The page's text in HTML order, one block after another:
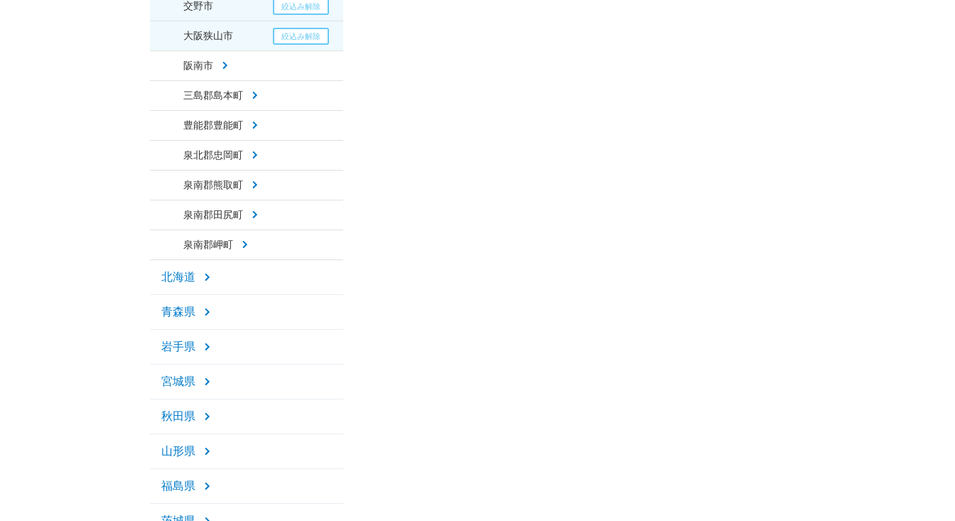
交野市
大阪狭山市
阪南市
三島郡島本町
豊能郡豊能町
泉北郡忠岡町
泉南郡熊取町
泉南郡田尻町
泉南郡岬町
北海道
青森県
岩手県
宮城県
秋田県
山形県
福島県